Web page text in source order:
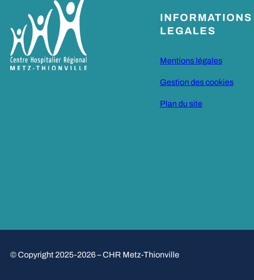
INFORMATIONS
LEGALES
Mentions légales
Gestion des cookies
Plan du site
© Copyright 2025-2026 – CHR Metz-Thionville